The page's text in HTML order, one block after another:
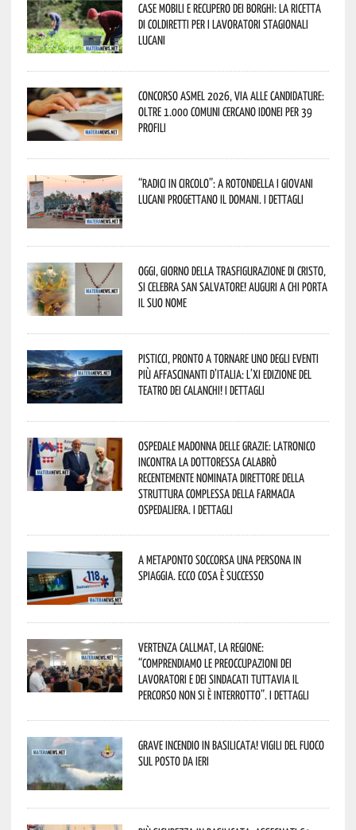
Case mobili e recupero dei borghi: la ricetta
di Coldiretti per i lavoratori stagionali
lucani
Concorso Asmel 2026, via alle candidature:
oltre 1.000 Comuni cercano idonei per 39
profili
“Radici in Circolo”: a Rotondella i giovani
lucani progettano il domani. I dettagli
Oggi, giorno della Trasfigurazione di Cristo,
si celebra San Salvatore! Auguri a chi porta
il suo nome
Pisticci, pronto a tornare uno degli eventi
più affascinanti d’Italia: l’XI edizione del
Teatro dei Calanchi! I dettagli
Ospedale Madonna delle Grazie: Latronico
incontra la dottoressa Calabrò
recentemente nominata Direttore della
Struttura Complessa della Farmacia
Ospedaliera. I dettagli
A Metaponto soccorsa una persona in
spiaggia. Ecco cosa è successo
Vertenza CallMat, la Regione:
“comprendiamo le preoccupazioni dei
lavoratori e dei sindacati tuttavia il
percorso non si è interrotto”. I dettagli
Grave incendio in Basilicata! Vigili del fuoco
sul posto da ieri